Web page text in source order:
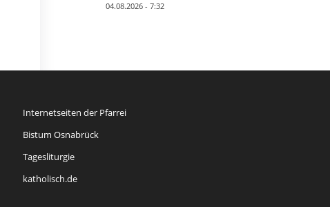
04.08.2026 - 7:32
Internetseiten der Pfarrei
Bistum Osnabrück
Tagesliturgie
katholisch.de